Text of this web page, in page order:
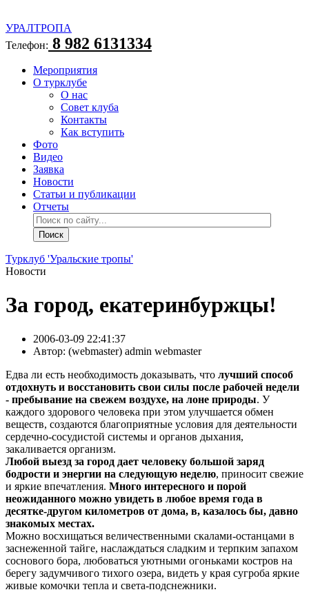
УРАЛТРОПА
Телефон: 8 982 6131334
Мероприятия
О турклубе
О нас
Совет клуба
Контакты
Как вступить
Фото
Видео
Заявка
Новости
Статьи и публикации
Отчеты
Турклуб 'Уральские тропы'
Новости
За город, екатеринбуржцы!
2006-03-09 22:41:37
Автор: ( webmaster) admin webmaster
Едва ли есть необходимость доказывать, что лучший способ
отдохнуть и восстановить свои силы после рабочей недели
- пребывание на свежем воздухе, на лоне природы. У
каждого здорового человека при этом улучшается обмен
веществ, создаются благоприятные условия для деятельности
сердечно-сосудистой системы и органов дыхания,
закаливается организм.
Любой выезд за город дает человеку большой заряд
бодрости и энергии на следующую неделю, приносит свежие
и яркие впечатления. Много интересного и порой
неожиданного можно увидеть в любое время года в
десятке-другом километров от дома, в, казалось бы, давно
знакомых местах.
Можно восхищаться величественными скалами-останцами в
заснеженной тайге, наслаждаться сладким и терпким запахом
соснового бора, любоваться уютными огоньками костров на
берегу задумчивого тихого озера, видеть у края сугроба яркие
живые комочки тепла и света-подснежники.